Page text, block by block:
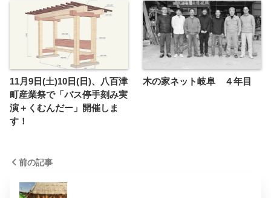
11月9日(土)10日(日)、八百津
町産業祭で「バス停手刻み実
演＋くむんだー」開催しま
す！
木の家ネット岐阜 ４年目
前の記事